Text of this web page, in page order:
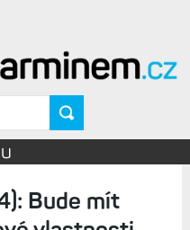
Bude mít